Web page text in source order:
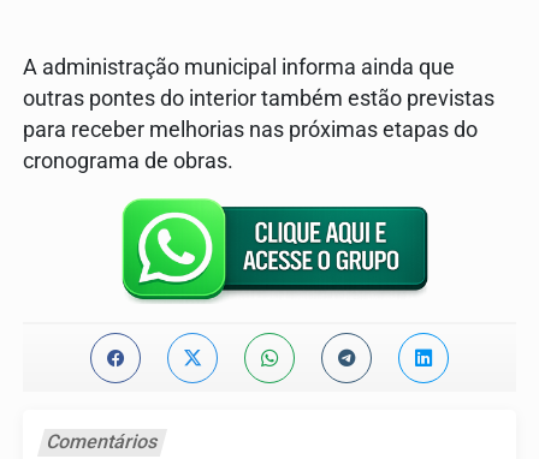
A administração municipal informa ainda que
outras pontes do interior também estão previstas
para receber melhorias nas próximas etapas do
cronograma de obras.
Comentários